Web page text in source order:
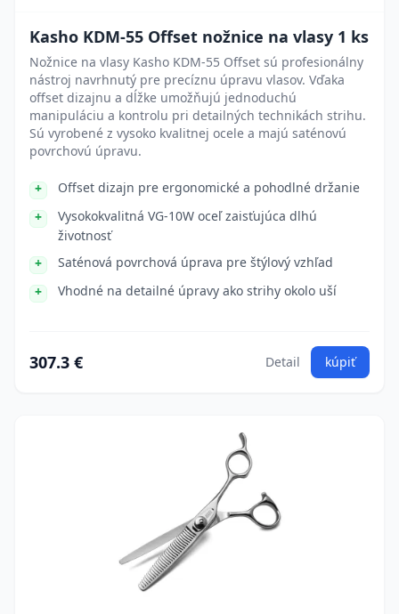
Kasho KDM-55 Offset nožnice na vlasy 1 ks
Nožnice na vlasy Kasho KDM-55 Offset sú profesionálny
nástroj navrhnutý pre precíznu úpravu vlasov. Vďaka
offset dizajnu a dĺžke umožňujú jednoduchú
manipuláciu a kontrolu pri detailných technikách strihu.
Sú vyrobené z vysoko kvalitnej ocele a majú saténovú
povrchovú úpravu.
Offset dizajn pre ergonomické a pohodlné držanie
Vysokokvalitná VG-10W oceľ zaisťujúca dlhú
životnosť
Saténová povrchová úprava pre štýlový vzhľad
Vhodné na detailné úpravy ako strihy okolo uší
307.3 € Detail kúpiť